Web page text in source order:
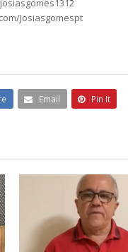
Josiasgomespt
Email Pin It